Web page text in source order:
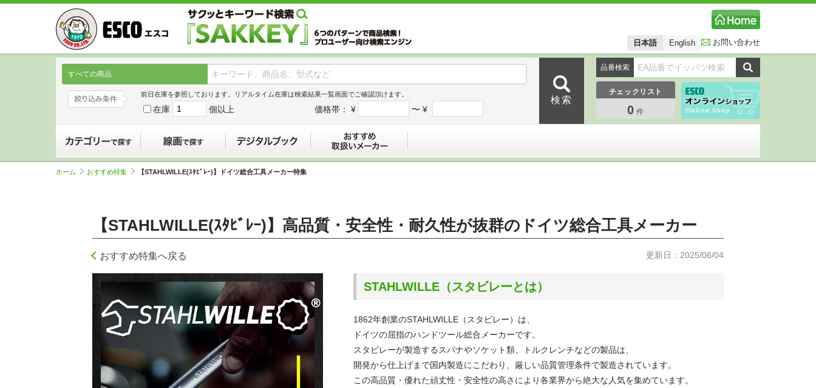
日本語 English お問い合わせ
すべての商品
前日在庫を参照しております。リアルタイム在庫は検索結果一覧画面でご確認頂けます。
在庫 個以上 価格帯： ¥ 〜 ¥
品番検索
チェックリスト
0 件
ホーム おすすめ特集 【STAHLWILLE(ｽﾀﾋﾞﾚｰ)】ドイツ総合工具メーカー特集
【STAHLWILLE(ｽﾀﾋﾞﾚｰ)】高品質・安全性・耐久性が抜群のドイツ総合工具メーカー
おすすめ特集へ戻る 更新日：2025/06/04
STAHLWILLE（スタビレーとは）
1862年創業のSTAHLWILLE（スタビレー）は、
ドイツの屈指のハンドツール総合メーカーです。
スタビレーが製造するスパナやソケット類、トルクレンチなどの製品は、
開発から仕上げまで国内製造にこだわり、厳しい品質管理条件で製造されています。
この高品質・優れた頑丈性・安全性の高さにより各業界から絶大な人気を集めています。